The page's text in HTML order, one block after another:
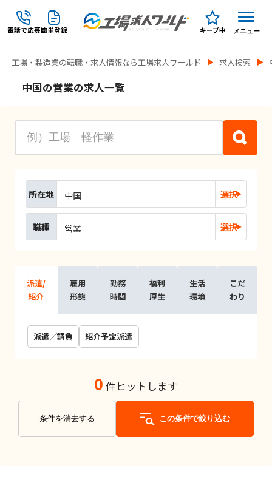
電話で応募簡単登録 キープ中 メニュー
工場・製造業の転職・求人情報なら工場求人ワールド 求人検索
中国の営業の求人一覧
所在地 中国 選択
職種 営業 選択
派遣/
紹介
雇用
形態
勤務
時間
福利
厚生
生活
環境
こだ
わり
派遣／請負 紹介予定派遣
0 件ヒットします
条件を消去する この条件で絞り込む